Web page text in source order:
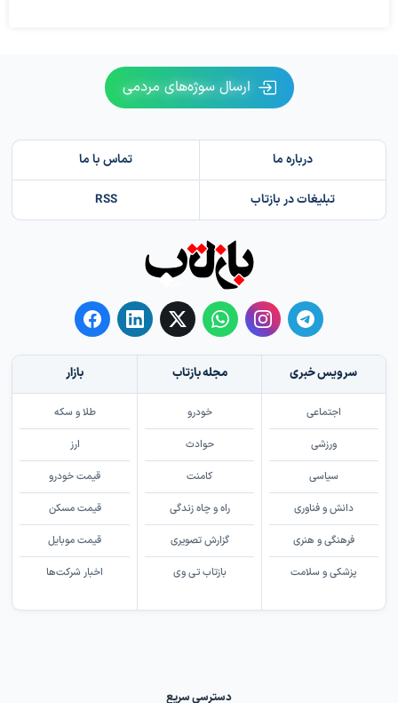
ارسال سوژه‌های مردمی
درباره ما تماس با ما
تبلیغات در بازتاب RSS
سرویس خبری
اجتماعی
ورزشی
سیاسی
دانش و فناوری
فرهنگی و هنری
پزشکی و سلامت
مجله بازتاب
خودرو
حوادث
کامنت
راه و چاه زندگی
گزارش تصویری
بازتاب تی وی
بازار
طلا و سکه
ارز
قیمت خودرو
قیمت مسکن
قیمت موبایل
اخبار شرکت‌ها
دسترسی سریع